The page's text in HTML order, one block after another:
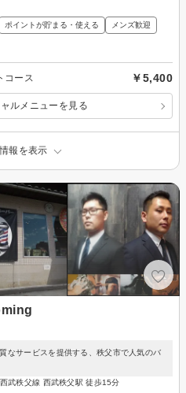
ポイントが貯まる・使える メンズ歓迎
コース ￥5,400
ルメニューを見る
報を表示
なサービスを提供する、秩父市で人気のバ
武秩父線 西武秩父駅 徒歩15分